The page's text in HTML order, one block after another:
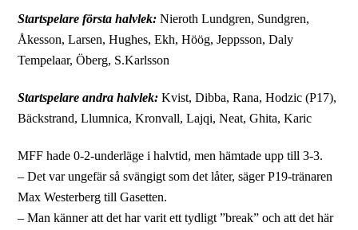
Startspelare första halvlek: Nieroth Lundgren, Sundgren,
Åkesson, Larsen, Hughes, Ekh, Höög, Jeppsson, Daly
Tempelaar, Öberg, S.Karlsson
Startspelare andra halvlek: Kvist, Dibba, Rana, Hodzic (P17),
Bäckstrand, Llumnica, Kronvall, Lajqi, Neat, Ghita, Karic
MFF hade 0-2-underläge i halvtid, men hämtade upp till 3-3.
– Det var ungefär så svängigt som det låter, säger P19-tränaren
Max Westerberg till Gasetten.
– Man känner att det har varit ett tydligt ”break” och att det här